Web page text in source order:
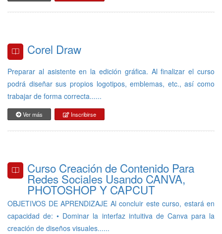
Corel Draw
Preparar al asistente en la edición gráfica. Al finalizar el curso
podrá diseñar sus propios logotipos, emblemas, etc., así como
trabajar de forma correcta......
Ver más Inscribirse
Curso Creación de Contenido Para
Redes Sociales Usando CANVA,
PHOTOSHOP Y CAPCUT
OBJETIVOS DE APRENDIZAJE Al concluir este curso, estará en
capacidad de: • Dominar la interfaz intuitiva de Canva para la
creación de diseños visuales......